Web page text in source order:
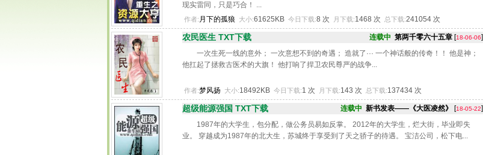
现实雷同，只是巧合！ ...
作者: 月下的孤狼 大小:61625KB 今日下载:8 次 月下载:1468 次 总下载:241054 次
农民医生 TXT下载 连载中 第两千零六十五章 [18-06-06]
一次生死一线的意外； 一次意想不到的奇遇； 造就了··· 一个神话般的传奇！！ 他是神；
他扛起了拯救古医术的大旗！ 他打响了捍卫农民尊严的战争...
作者:梦风扬 大小:18492KB 今日下载:1 次 月下载:143 次 总下载:137434 次
超级能源强国 TXT下载 连载中 新书发表——《大医凌然》 [18-05-22]
1987年的大学生，包分配，做公务员易如反掌。 2012年的大学生，烂大街，毕业即失
业。 穿越成为1987年的北大生，苏城终于享受到了天之骄子的待遇。 宝洁公司，松下电...